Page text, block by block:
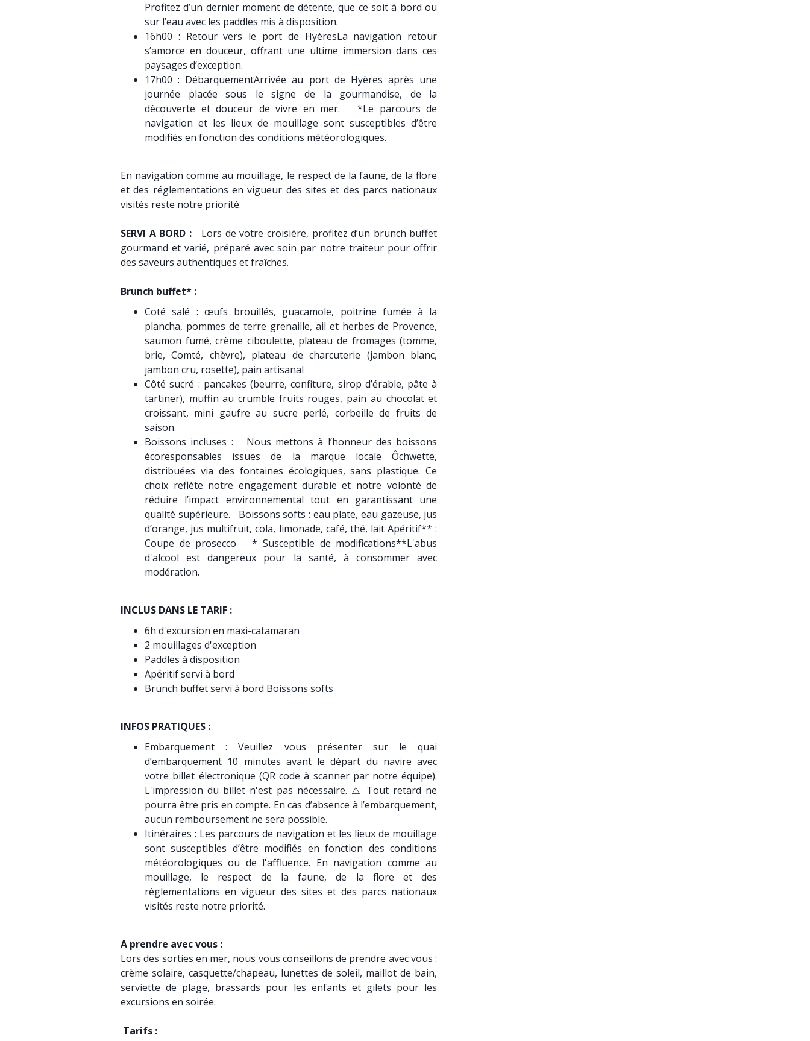
Profitez d’un dernier moment de détente, que ce soit à bord ou
sur l’eau avec les paddles mis à disposition.
16h00 : Retour vers le port de HyèresLa navigation retour
s’amorce en douceur, offrant une ultime immersion dans ces
paysages d’exception.
17h00 : DébarquementArrivée au port de Hyères après une
journée placée sous le signe de la gourmandise, de la
découverte et douceur de vivre en mer. *Le parcours de
navigation et les lieux de mouillage sont susceptibles d’être
modifiés en fonction des conditions météorologiques.
En navigation comme au mouillage, le respect de la faune, de la flore
et des réglementations en vigueur des sites et des parcs nationaux
visités reste notre priorité.
SERVI A BORD :
Lors de votre croisière, profitez d’un brunch buffet
gourmand et varié, préparé avec soin par notre traiteur pour offrir
des saveurs authentiques et fraîches.
Brunch buffet* :​
Coté salé : œufs brouillés, guacamole, poitrine fumée à la
plancha, pommes de terre grenaille, ail et herbes de Provence,
saumon fumé, crème ciboulette, plateau de fromages (tomme,
brie, Comté, chèvre), plateau de charcuterie (jambon blanc,
jambon cru, rosette), pain artisanal
Côté sucré : pancakes (beurre, confiture, sirop d’érable, pâte à
tartiner), muffin au crumble fruits rouges, pain au chocolat et
croissant, mini gaufre au sucre perlé, corbeille de fruits de
saison.
Boissons incluses : Nous mettons à l’honneur des boissons
écoresponsables issues de la marque locale Ôchwette,
distribuées via des fontaines écologiques, sans plastique. Ce
choix reflète notre engagement durable et notre volonté de
réduire l’impact environnemental tout en garantissant une
qualité supérieure. Boissons softs : eau plate, eau gazeuse, jus
d’orange, jus multifruit, cola, limonade, café, thé, lait Apéritif** :
Coupe de prosecco * Susceptible de modifications**L'abus
d'alcool est dangereux pour la santé, à consommer avec
modération.
INCLUS DANS LE TARIF :
6h d'excursion en maxi-catamaran
2 mouillages d'exception
Paddles à disposition
Apéritif servi à bord
Brunch buffet servi à bord Boissons softs
INFOS PRATIQUES :
Embarquement : Veuillez vous présenter sur le quai
d’embarquement 10 minutes avant le départ du navire avec
votre billet électronique (QR code à scanner par notre équipe).
L'impression du billet n'est pas nécessaire. ⚠️ Tout retard ne
pourra être pris en compte. En cas d’absence à l’embarquement,
aucun remboursement ne sera possible.
Itinéraires : Les parcours de navigation et les lieux de mouillage
sont susceptibles d’être modifiés en fonction des conditions
météorologiques ou de l'affluence. En navigation comme au
mouillage, le respect de la faune, de la flore et des
réglementations en vigueur des sites et des parcs nationaux
visités reste notre priorité.
A prendre avec vous :
Lors des sorties en mer, nous vous conseillons de prendre avec vous :
crème solaire, casquette/chapeau, lunettes de soleil, maillot de bain,
serviette de plage, brassards pour les enfants et gilets pour les
excursions en soirée.
Tarifs :